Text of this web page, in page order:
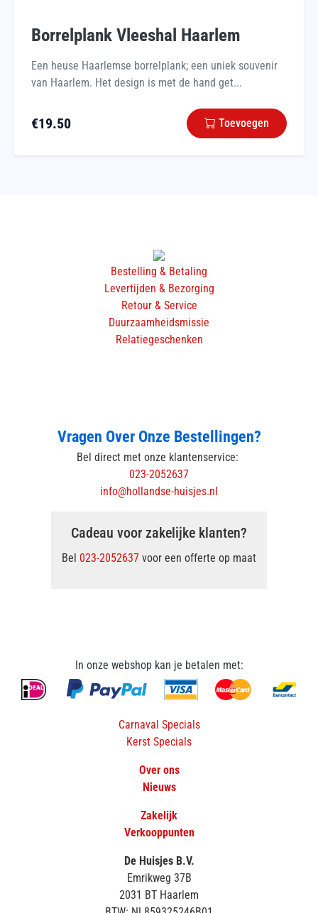
Borrelplank Vleeshal Haarlem
Een heuse Haarlemse borrelplank; een uniek souvenir
van Haarlem. Het design is met de hand get...
€19.50 Toevoegen
Bestelling & Betaling
Levertijden & Bezorging
Retour & Service
Duurzaamheidsmissie
Relatiegeschenken
Vragen Over Onze Bestellingen?
Bel direct met onze klantenservice:
023-2052637
info@hollandse-huisjes.nl
Cadeau voor zakelijke klanten?
Bel 023-2052637 voor een offerte op maat
In onze webshop kan je betalen met:
Carnaval Specials
Kerst Specials
Over ons
Nieuws
Zakelijk
Verkooppunten
De Huisjes B.V.
Emrikweg 37B
2031 BT Haarlem